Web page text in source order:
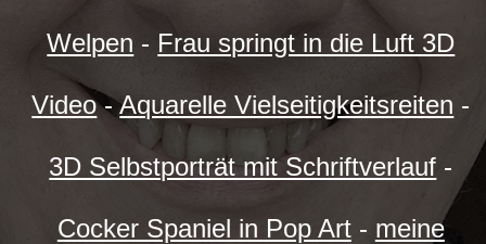
Welpen - Frau springt in die Luft 3D
Video-Aquarelle Vielseitigkeitsreiten -
3D Selbstporträt mit Schriftverlauf -
Cocker Spaniel in Pop Art- meine